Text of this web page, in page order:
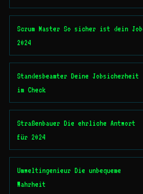
Scrum Master So sicher ist dein Job
2024
Standesbeamter Deine Jobsicherheit
im Check
Straßenbauer Die ehrliche Antwort
für 2024
Umweltingenieur Die unbequeme
Wahrheit